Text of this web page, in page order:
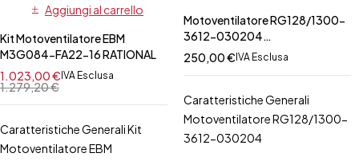
Aggiungi al carrello
Kit Motoventilatore EBM
M3G084-FA22-16 RATIONAL
1.279,20€
1.023,00€ IVA Esclusa
Caratteristiche Generali Kit
Motoventilatore EBM
Motoventilatore RG128/1300-
3612-030204
ZANUSSI/ELECTROLUX
250,00€ IVA Esclusa
Caratteristiche Generali
Motoventilatore RG128/1300-
3612-030204